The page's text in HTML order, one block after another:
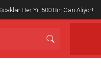
Her Yıl 500 Bin Can Alıyor!